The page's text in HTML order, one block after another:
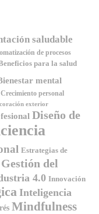
saludable
de procesos
para la salud
mental
Crecimiento personal
exterior
Diseño de
Estrategias de
Gestión del
4.0 Innovación
Inteligencia
Mindfulness